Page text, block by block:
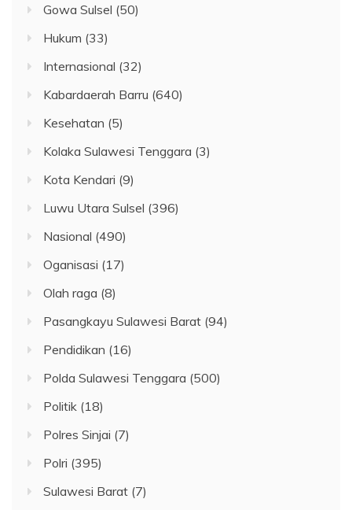
Gowa Sulsel (50)
Hukum (33)
Internasional (32)
Kabardaerah Barru (640)
Kesehatan (5)
Kolaka Sulawesi Tenggara (3)
Kota Kendari (9)
Luwu Utara Sulsel (396)
Nasional (490)
Oganisasi (17)
Olah raga (8)
Pasangkayu Sulawesi Barat (94)
Pendidikan (16)
Polda Sulawesi Tenggara (500)
Politik (18)
Polres Sinjai (7)
Polri (395)
Sulawesi Barat (7)